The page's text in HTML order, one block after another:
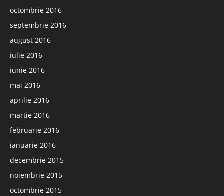
octombrie 2016
septembrie 2016
august 2016
iulie 2016
iunie 2016
mai 2016
aprilie 2016
martie 2016
februarie 2016
ianuarie 2016
decembrie 2015
noiembrie 2015
octombrie 2015